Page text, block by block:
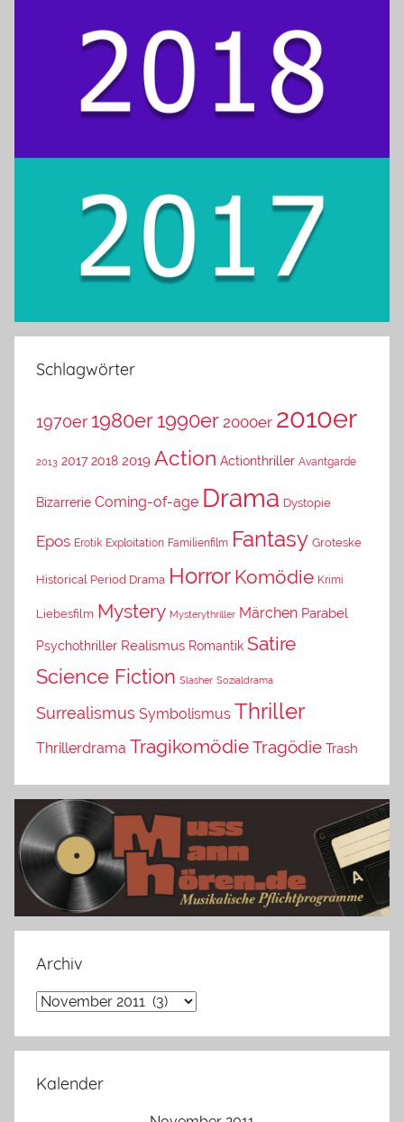
Schlagwörter
1970er 1980er 1990er 2000er 2010er
2013 2017 2018 2019 Action Actionthriller Avantgarde
Bizarrerie Coming-of-age Drama Dystopie
Epos Erotik Exploitation Familienfilm Fantasy Groteske
Historical Period Drama Horror Komödie Krimi
Liebesfilm Mystery Mysterythriller Märchen Parabel
Psychothriller Realismus Romantik Satire
Science Fiction Slasher Sozialdrama
Surrealismus Symbolismus Thriller
Thrillerdrama TragikomödieTragödie Trash
Archiv
Archiv
Kalender